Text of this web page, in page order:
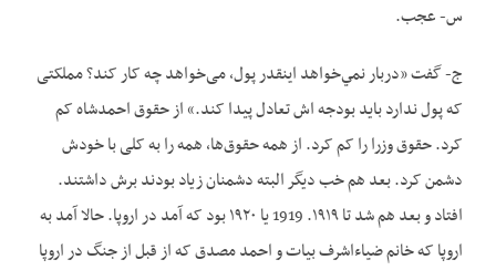
س- عجب.
ج- گفت «دربار نمي‌خواهد اينقدر پول، می‌‌‌خواهد چه کار کند؟ مملکتی
که پول ندارد باید بودجه اش تعادل پیدا کند.» از حقوق احمدشاه کم
کرد. حقوق وزرا را کم کرد. از همه حقوق‌ها، همه را به کلی با خودش
دشمن کرد. بعد هم خب دیگر البته دشمنان زیاد بودند برش داشتند.
افتاد و بعد هم شد تا ۱۹۱۹. 1919 یا ۱۹۲۰ بود که آمد در اروپا. حالا آمد به
اروپا که خانم ضياءاشرف بیات و احمد مصدق که از قبل از جنگ در اروپا